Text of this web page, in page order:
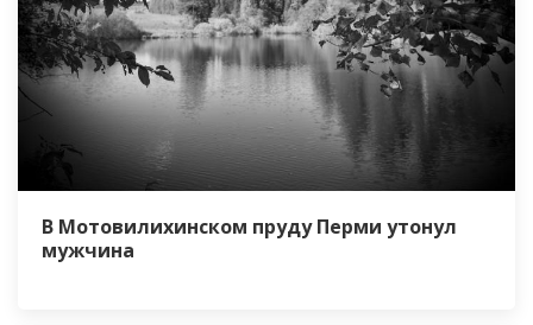
В Мотовилихинском пруду Перми утонул
мужчина